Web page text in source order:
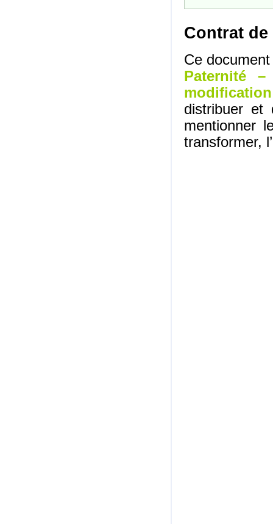
Contrat
Ce
Paternité
modification
distribuer et
mentionner
transformer,